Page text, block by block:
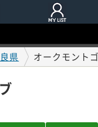
県 オークモント